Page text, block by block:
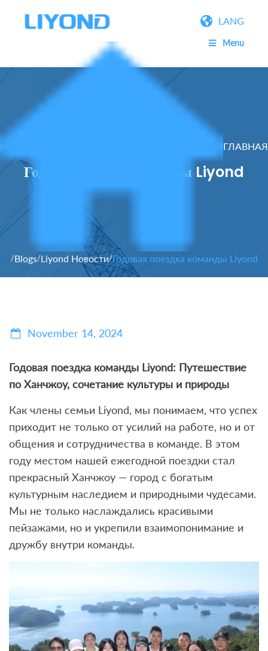
LANG
Menu
Годовая поездка команды Liyond
ГЛАВНАЯ
/Blogs/Liyond Новости/Годовая поездка команды Liyond
November 14, 2024
Годовая поездка команды Liyond: Путешествие
по Ханчжоу, сочетание культуры и природы
Как члены семьи Liyond, мы понимаем, что успех
приходит не только от усилий на работе, но и от
общения и сотрудничества в команде. В этом
году местом нашей ежегодной поездки стал
прекрасный Ханчжоу — город с богатым
культурным наследием и природными чудесами.
Мы не только наслаждались красивыми
пейзажами, но и укрепили взаимопонимание и
дружбу внутри команды.